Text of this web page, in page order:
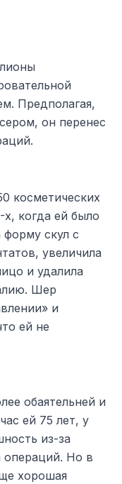
Предполагая,
он перенес
косметических
когда ей было
форму скул с
увеличила
и удалила
Шер
и
ей не
обаятельней и
ей 75 лет, у
из-за
операций. Но в
хорошая